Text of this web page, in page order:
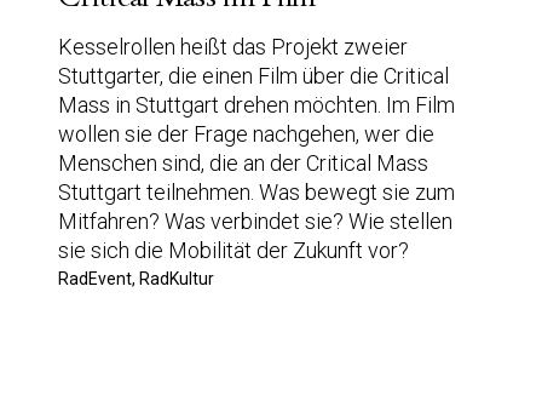
Kesselrollen heißt das Projekt zweier
Stuttgarter, die einen Film über die Critical
Mass in Stuttgart drehen möchten. Im Film
wollen sie der Frage nachgehen, wer die
Menschen sind, die an der Critical Mass
Stuttgart teilnehmen. Was bewegt sie zum
Mitfahren? Was verbindet sie? Wie stellen
sie sich die Mobilität der Zukunft vor?
RadEvent, RadKultur